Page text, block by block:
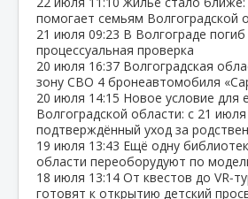
помогает семьям Волгоградской
21 июля 09:23 В Волгограде
процессуальная проверка
20 июля 16:37 Волгоградская
зону СВО 4 бронеавтомобиля
20 июля 14:15 Новое условие для
Волгоградской области: с 21
подтверждённый уход за
19 июля 13:43 Ещё одну
области переоборудуют по
18 июля 13:14 От квестов до
готовят к открытию детский